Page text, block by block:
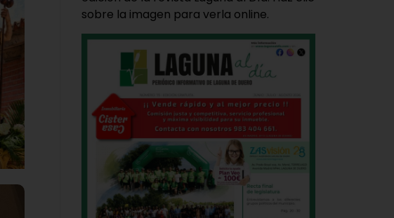
sobre la imagen para verla online.